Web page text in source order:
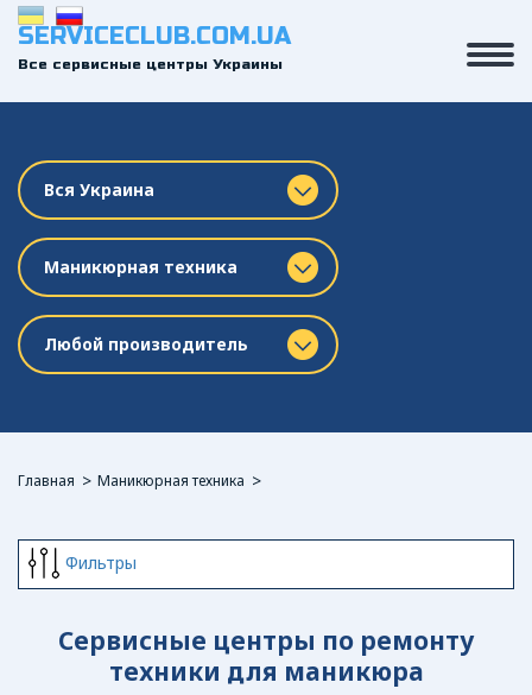
SERVICECLUB.COM.UA
Все сервисные центры Украины
Вся Украина
Маникюрная техника
Любой производитель
Главная Маникюрная техника
Фильтры
Сервисные центры по ремонту
техники для маникюра